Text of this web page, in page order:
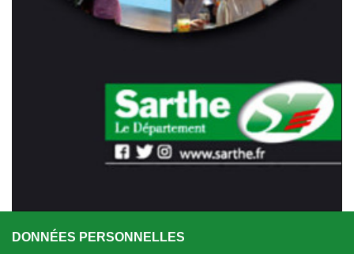
DONNÉES PERSONNELLES